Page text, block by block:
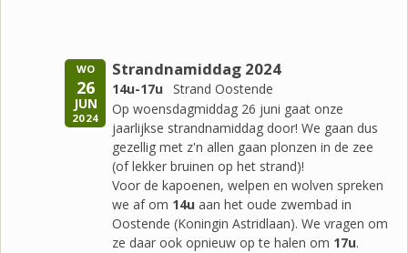
WO
26
JUN
2024
Strandnamiddag 2024
14u-17u Strand Oostende
Op woensdagmiddag 26 juni gaat onze
jaarlijkse strandnamiddag door! We gaan dus
gezellig met z'n allen gaan plonzen in de zee
(of lekker bruinen op het strand)!
Voor de kapoenen, welpen en wolven spreken
we af om 14u aan het oude zwembad in
Oostende (Koningin Astridlaan). We vragen om
ze daar ook opnieuw op te halen om 17u.